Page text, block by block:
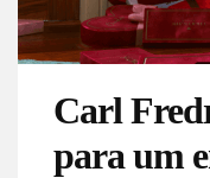
Carl
para um